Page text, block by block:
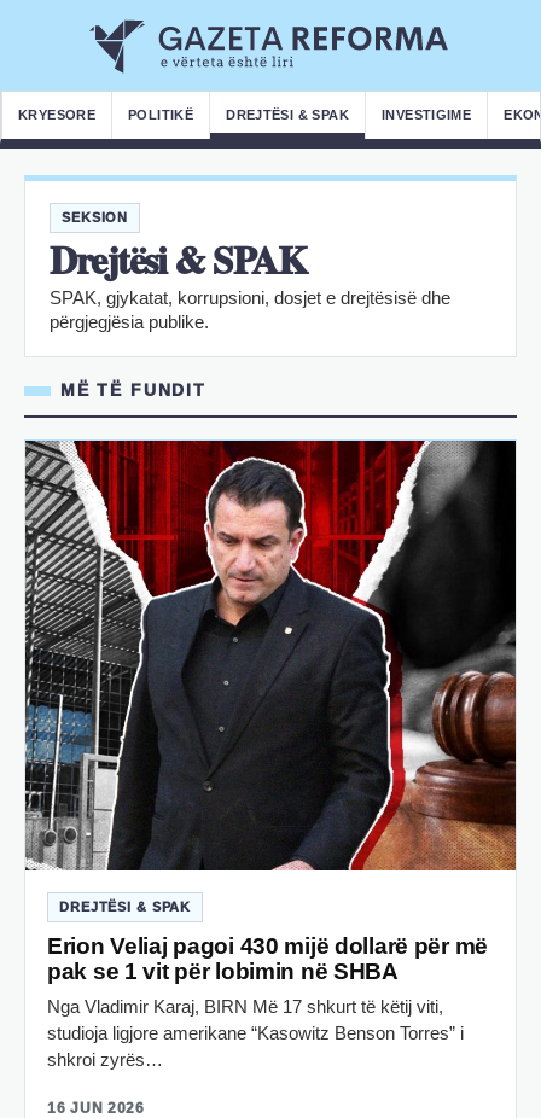
KRYESORE POLITIKË DREJTËSI & SPAK INVESTIGIME
SEKSION
Drejtësi & SPAK
SPAK, gjykatat, korrupsioni, dosjet e drejtësisë dhe
përgjegjësia publike.
MË TË FUNDIT
DREJTËSI & SPAK
Erion Veliaj pagoi 430 mijë dollarë për më
pak se 1 vit për lobimin në SHBA
Nga Vladimir Karaj, BIRN Më 17 shkurt të këtij viti,
studioja ligjore amerikane “Kasowitz Benson Torres” i
shkroi zyrës…
16 JUN 2026